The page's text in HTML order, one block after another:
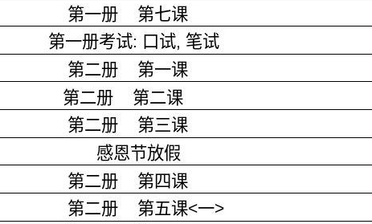
第一册
第七课
第一册考试: 口试, 笔试
第二册
第一课
第二册
第二课
第二册
第三课
感恩节放假
第二册
第四课
第二册 第五课<一>